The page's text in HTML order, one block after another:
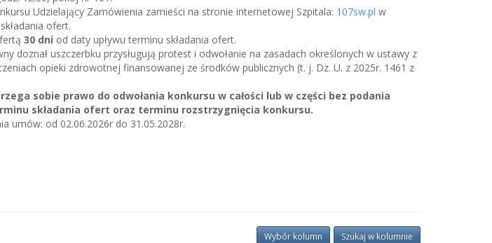
Udzielający Zamówienia zamieści na stronie internetowej Szpitala: 107sw.pl w
ofert.
30 dni od daty upływu terminu składania ofert.
doznał uszczerbku przysługują protest i odwołanie na zasadach określonych w ustawy z
opieki zdrowotnej finansowanej ze środków publicznych (t. j. Dz. U. z 2025r. 1461 z
sobie prawo do odwołania konkursu w całości lub w części bez podania
składania ofert oraz terminu rozstrzygnięcia konkursu.
umów: od 02.06.2026r do 31.05.2028r.
Szukaj w kolumnie
Wybór kolumn